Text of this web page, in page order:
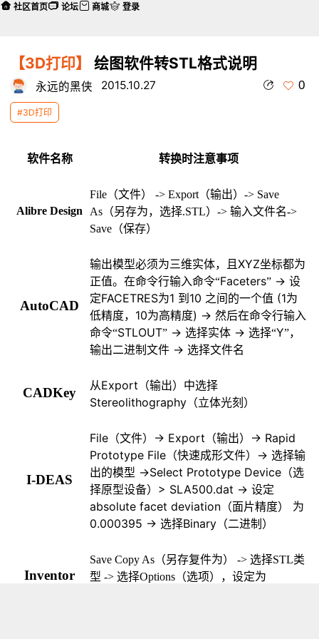
【3D打印】 绘图软件转STL格式说明
永远的黑侠 2015.10.27 0
#3D打印
软件名称 转换时注意事项
Alibre Design
File （文件） -> Export（输出）-> Save
As（另存为，选择.STL）-> 输入文件名->
Save（保存）
AutoCAD
输出模型必须为三维实体，且XYZ坐标都为
正值。在命令行输入命令“Faceters” ->设
定FACETRES为1 到 10 之间的一个值 (1为
低精度， 10为高精度) ->然后在命令行输入
命令“STLOUT” ->选择实体 ->选择“Y”，
输出二进制文件 ->选择文件名
CADKey 从Export （输出）中选择
Stereolithography （立体光刻）
I-DEAS
File （文件） -> Export （输出） -> Rapid
Prototype File （快速成形文件） ->选择输
出的模型 ->Select Prototype Device （选
择原型设备） > SLA500.dat ->设定
absolute facet deviation （面片精度） 为
0.000395 ->选择Binary （二进制）
Inventor
Save Copy As （另存复件为） -> 选择STL类
型 -> 选择Options（选项），设定为
社区首页 论坛 商城 登录